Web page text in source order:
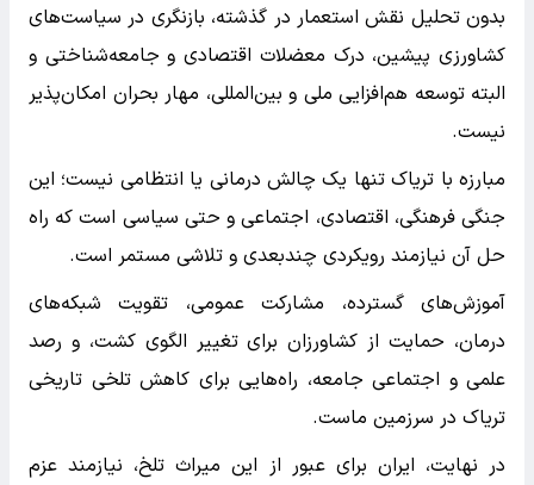
بدون تحلیل نقش استعمار در گذشته، بازنگری در سیاست‌های
کشاورزی پیشین، درک معضلات اقتصادی و جامعه‌شناختی و
البته توسعه هم‌افزایی ملی و بین‌المللی، مهار بحران امکان‌پذیر
نیست.
مبارزه با تریاک تنها یک چالش درمانی یا انتظامی نیست؛ این
جنگی فرهنگی، اقتصادی، اجتماعی و حتی سیاسی است که راه
حل آن نیازمند رویکردی چندبعدی و تلاشی مستمر است.
آموزش‌های گسترده، مشارکت عمومی، تقویت شبکه‌های
درمان، حمایت از کشاورزان برای تغییر الگوی کشت، و رصد
علمی و اجتماعی جامعه، راه‌هایی برای کاهش تلخی تاریخی
تریاک در سرزمین ماست.
در نهایت، ایران برای عبور از این میراث تلخ، نیازمند عزم